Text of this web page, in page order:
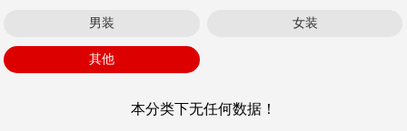
男装 女装
其他
本分类下无任何数据！